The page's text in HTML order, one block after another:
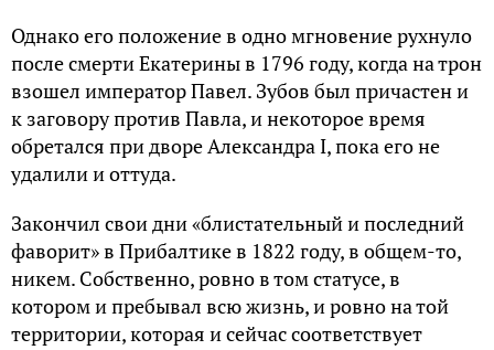
Однако его положение в одно мгновение рухнуло
после смерти Екатерины в 1796 году, когда на трон
взошел император Павел. Зубов был причастен и
к заговору против Павла, и некоторое время
обретался при дворе Александра I, пока его не
удалили и оттуда.
Закончил свои дни «блистательный и последний
фаворит» в Прибалтике в 1822 году, в общем-то,
никем. Собственно, ровно в том статусе, в
котором и пребывал всю жизнь, и ровно на той
территории, которая и сейчас соответствует